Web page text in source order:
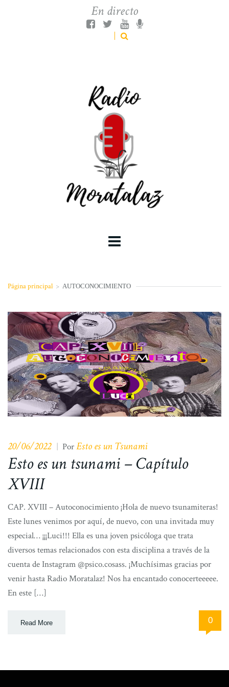
En directo
Página principal > AUTOCONOCIMIENTO
20/06/2022 PorEsto es un Tsunami
Esto es un tsunami – Capítulo
XVIII
CAP. XVIII – Autoconocimiento ¡Hola de nuevo tsunamiteras!
Este lunes venimos por aquí, de nuevo, con una invitada muy
especial… ¡¡¡Luci!!! Ella es una joven psicóloga que trata
diversos temas relacionados con esta disciplina a través de la
cuenta de Instagram @psico.cosass. ¡Muchísimas gracias por
venir hasta Radio Moratalaz! Nos ha encantado conocerteeeee.
En este […]
Read More 0